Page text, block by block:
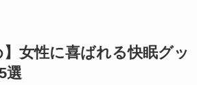
】女性に喜ばれる快眠グッ
選